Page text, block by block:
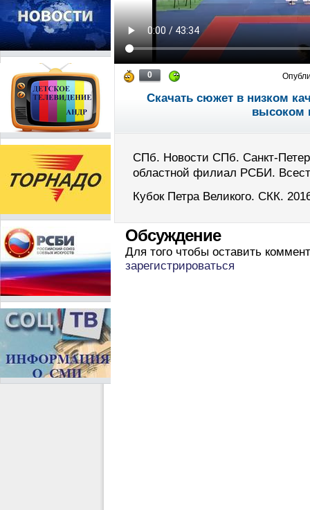
0
Скачать сюжет в низком
высоком
СПб. Новости СПб. Санкт-
областной филиал РСБИ.
Кубок Петра Великого. СКК.
Обсуждение
Для того чтобы оставить
зарегистрироваться